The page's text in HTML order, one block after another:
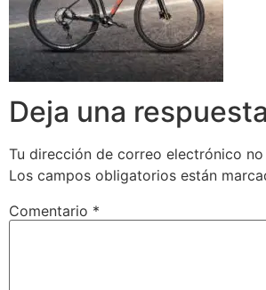
Deja una respuesta
Tu dirección de correo electrónico
Los campos obligatorios están
Comentario *